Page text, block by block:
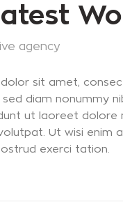
agency
dolor sit amet,
sed diam nonummy
ut laoreet dolore
Ut wisi enim
exerci tation.